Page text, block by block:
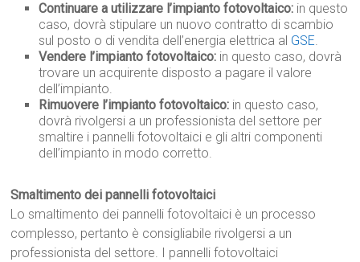
Continuare a utilizzare l’impianto fotovoltaico: in questo
caso, dovrà stipulare un nuovo contratto di scambio
sul posto o di vendita dell’energia elettrica al GSE.
Vendere l’impianto fotovoltaico: in questo caso, dovrà
trovare un acquirente disposto a pagare il valore
dell’impianto.
Rimuovere l’impianto fotovoltaico: in questo caso,
dovrà rivolgersi a un professionista del settore per
smaltire i pannelli fotovoltaici e gli altri componenti
dell’impianto in modo corretto.
Smaltimento dei pannelli fotovoltaici
Lo smaltimento dei pannelli fotovoltaici è un processo
complesso, pertanto è consigliabile rivolgersi a un
professionista del settore. I pannelli fotovoltaici